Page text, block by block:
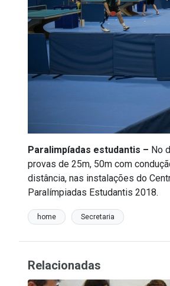
Paralimpíadas estudantis – No
provas de 25m, 50m com
distância, nas instalações do
Paralímpiadas Estudantis 2018.
home Secretaria
Relacionadas